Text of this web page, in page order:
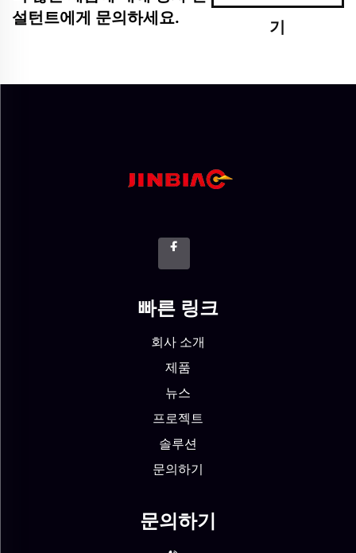
설턴트에게 문의하세요.
기
빠른 링크
회사 소개
제품
뉴스
프로젝트
솔루션
문의하기
문의하기